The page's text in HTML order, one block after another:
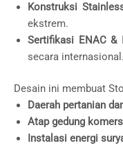
Konstruksi
ekstrem.
Sertifikasi ENAC &
secara internasional.
Desain ini membuat
Daerah pertanian
Atap gedung
Instalasi energi